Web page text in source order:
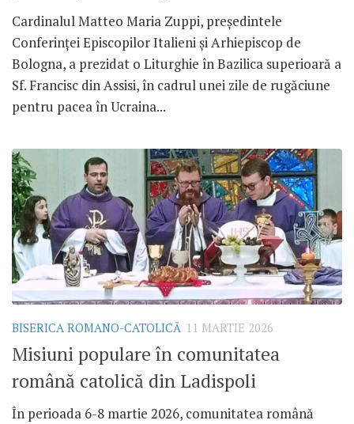
Cardinalul Matteo Maria Zuppi, președintele
Conferinței Episcopilor Italieni și Arhiepiscop de
Bologna, a prezidat o Liturghie în Bazilica superioară a
Sf. Francisc din Assisi, în cadrul unei zile de rugăciune
pentru pacea în Ucraina...
BISERICA ROMANO-CATOLICĂ 11 MARTIE 2026
Misiuni populare în comunitatea
română catolică din Ladispoli
În perioada 6-8 martie 2026, comunitatea română